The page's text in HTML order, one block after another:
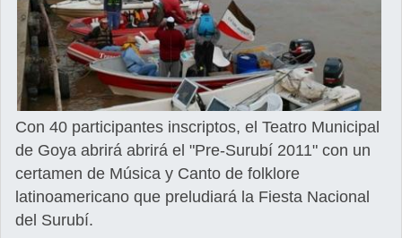
Con 40 participantes inscriptos, el Teatro Municipal
de Goya abrirá abrirá el "Pre-Surubí 2011" con un
certamen de Música y Canto de folklore
latinoamericano que preludiará la Fiesta Nacional
del Surubí.